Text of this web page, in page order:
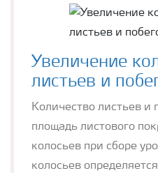
Увеличение
листьев и
Количество листьев и
площадь листового
колосьев при сборе
колосьев